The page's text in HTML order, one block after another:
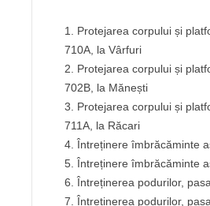
Protejarea corpului și
710A, la Vârfuri
Protejarea corpului și
702B, la Mănești
Protejarea corpului și
711A, la Răcari
Întreținere îmbrăcăminte
Întreținere îmbrăcăminte
Întreținerea podurilor,
Întreținerea podurilor,